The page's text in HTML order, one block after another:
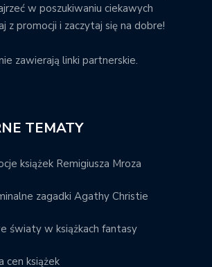
w poszukiwaniu ciekawych
z promocji i zaczytaj się na dobre!
zawierają linki partnerskie.
TEMATY
książek Remigiusza Mroza
zagadki Agathy Christie
światy w książkach fantasy
cen książek